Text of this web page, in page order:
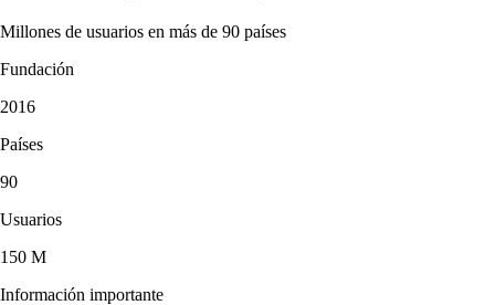
Millones de usuarios en más de 90 países
Fundación
2016
Países
90
Usuarios
150 M
Información importante